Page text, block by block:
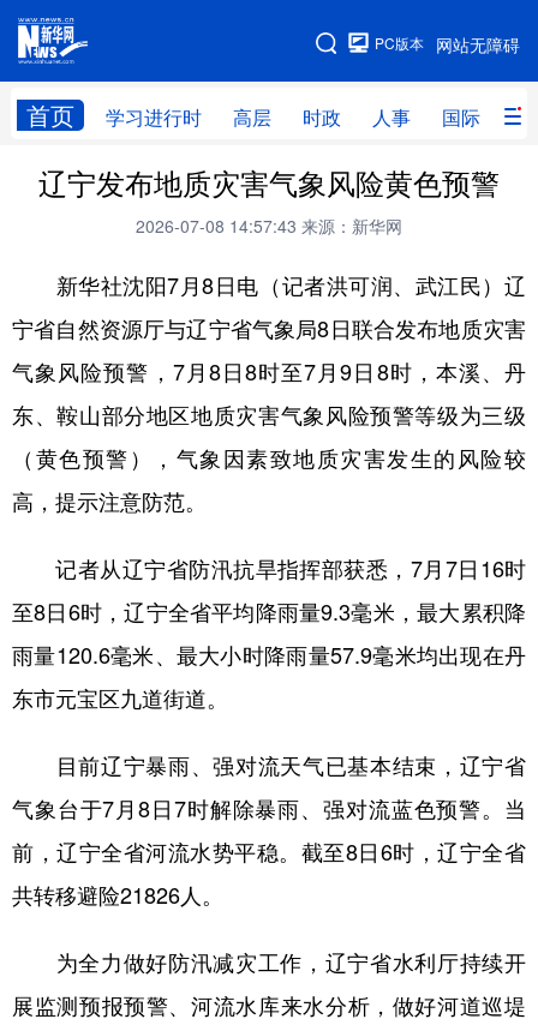
网站无障碍
PC版本
首页 学习进行时 高层 时政 人事 国际 财
网站地图
学习进行时 高层 时政 人事
财经 网评
台湾 思客智库 全球连线 教育
科技 科创 量子 体育
文化 书画 健康 军事
访谈 视频 图片 政务
学术中国 乡村振兴 银龄 溯源中国
彩票 娱乐
文化产业
地方频道
辽宁 吉林 上海 江苏
辽宁发布地质灾害气象风险黄色预警
2026-07-08 14:57:43 来源：新华网
新华社沈阳7月8日电（记者洪可润、武江民）辽
宁省自然资源厅与辽宁省气象局8日联合发布地质灾害
气象风险预警，7月8日8时至7月9日8时，本溪、丹
东、鞍山部分地区地质灾害气象风险预警等级为三级
（黄色预警），气象因素致地质灾害发生的风险较
高，提示注意防范。
记者从辽宁省防汛抗旱指挥部获悉，7月7日16时
至8日6时，辽宁全省平均降雨量9.3毫米，最大累积降
雨量120.6毫米、最大小时降雨量57.9毫米均出现在丹
东市元宝区九道街道。
目前辽宁暴雨、强对流天气已基本结束，辽宁省
气象台于7月8日7时解除暴雨、强对流蓝色预警。当
前，辽宁全省河流水势平稳。截至8日6时，辽宁全省
共转移避险21826人。
为全力做好防汛减灾工作，辽宁省水利厅持续开
展监测预报预警、河流水库来水分析，做好河道巡堤